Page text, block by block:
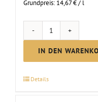
Grundpreis: 14,67€/ l
ZEHRO
-
alkoholfreier
IN DEN
Details